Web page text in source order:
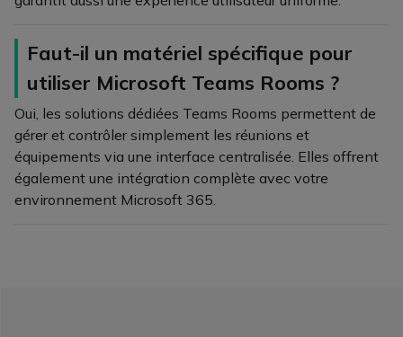
Faut-il un matériel spécifique pour
utiliser Microsoft Teams Rooms ?
Oui, les solutions dédiées Teams Rooms permettent de
gérer et contrôler simplement les réunions et
équipements via une interface centralisée. Elles offrent
également une intégration complète avec votre
environnement Microsoft 365.